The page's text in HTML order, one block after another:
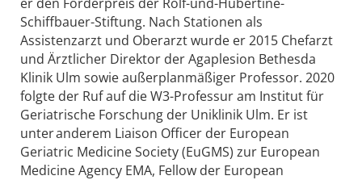
Schiffbauer-Stiftung. Nach Stationen als
Assistenzarzt und Oberarzt wurde er 2015 Chefarzt
und Ärztlicher Direktor der Agaplesion Bethesda
Klinik Ulm sowie außerplanmäßiger Professor. 2020
folgte der Ruf auf die W3-Professur am Institut für
Geriatrische Forschung der Uniklinik Ulm. Er ist
unter anderem Liaison Officer der European
Geriatric Medicine Society (EuGMS) zur European
Medicine Agency EMA, Fellow der European